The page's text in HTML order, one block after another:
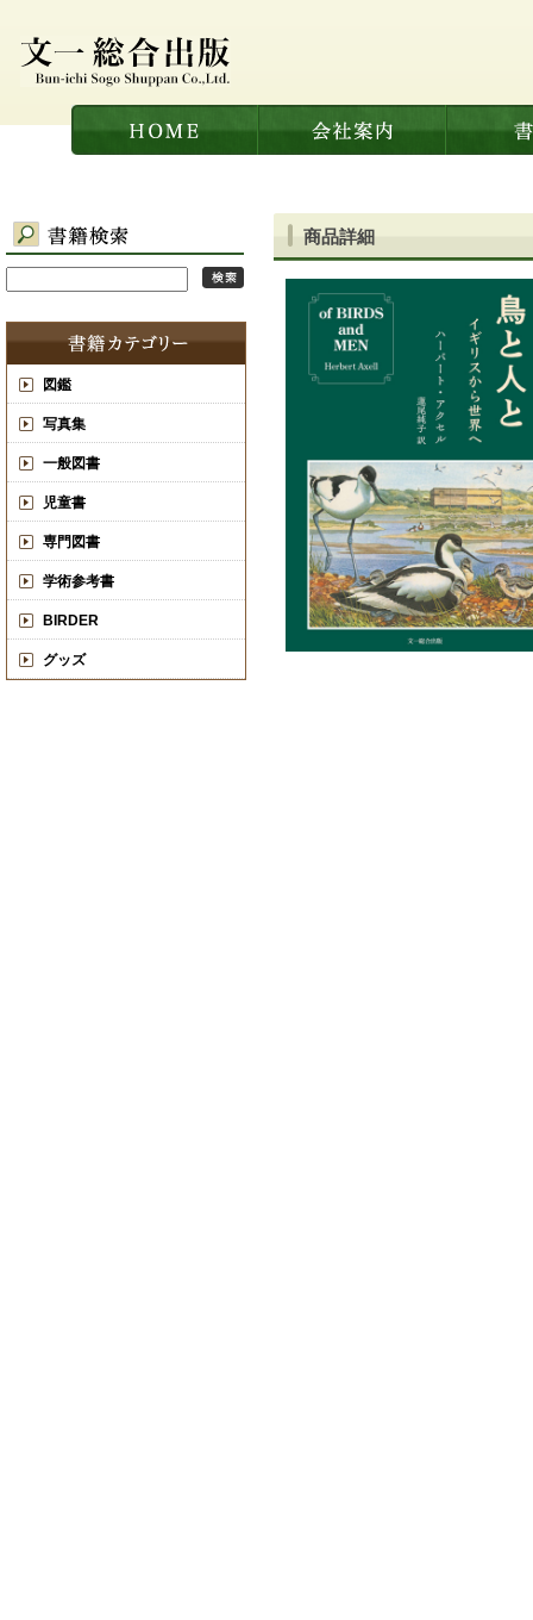
図鑑
写真集
一般図書
児童書
専門図書
学術参考書
BIRDER
グッズ
商品詳細